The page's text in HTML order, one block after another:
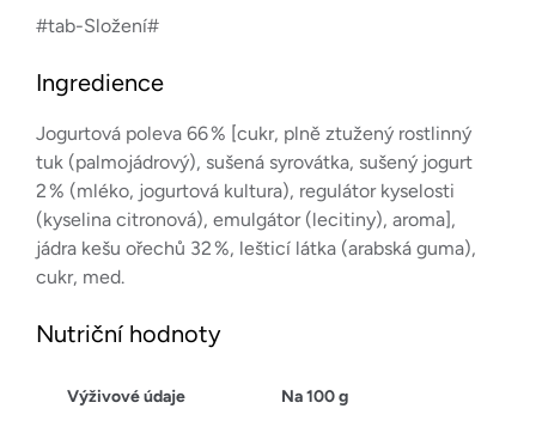
#tab-Složení#
Ingredience
Jogurtová poleva 66 % [cukr, plně ztužený rostlinný
tuk (palmojádrový), sušená syrovátka, sušený jogurt
2 % (mléko, jogurtová kultura), regulátor kyselosti
(kyselina citronová), emulgátor (lecitiny), aroma],
jádra kešu ořechů 32 %, lešticí látka (arabská guma),
cukr, med.
Nutriční hodnoty
Výživové údaje Na 100 g